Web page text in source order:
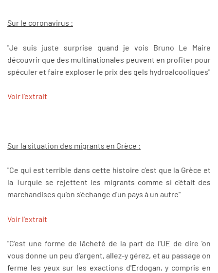
Sur le coronavirus :
"Je suis juste surprise quand je vois Bruno Le Maire
découvrir que des multinationales peuvent en profiter pour
spéculer et faire exploser le prix des gels hydroalcooliques"
Voir l'extrait
Sur la situation des migrants en Grèce :
"Ce qui est terrible dans cette histoire c'est que la Grèce et
la Turquie se rejettent les migrants comme si c'était des
marchandises qu'on s'échange d'un pays à un autre"
Voir l'extrait
"C'est une forme de lâcheté de la part de l'UE de dire 'on
vous donne un peu d'argent, allez-y gérez, et au passage on
ferme les yeux sur les exactions d'Erdogan, y compris en